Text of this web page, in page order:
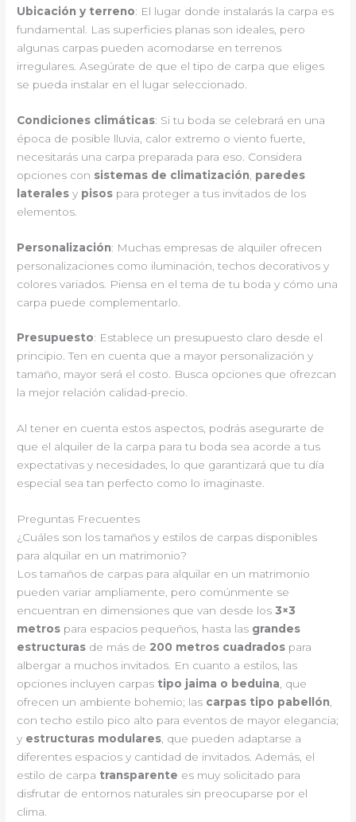
Ubicación y terreno: El lugar donde instalarás la carpa es
fundamental. Las superficies planas son ideales, pero
algunas carpas pueden acomodarse en terrenos
irregulares. Asegúrate de que el tipo de carpa que eliges
se pueda instalar en el lugar seleccionado.
Condiciones climáticas: Si tu boda se celebrará en una
época de posible lluvia, calor extremo o viento fuerte,
necesitarás una carpa preparada para eso. Considera
opciones con sistemas de climatización paredes
laterales y pisos para proteger a tus invitados de los
elementos.
Personalización: Muchas empresas de alquiler ofrecen
personalizaciones como iluminación, techos decorativos y
colores variados. Piensa en el tema de tu boda y cómo una
carpa puede complementarlo.
Presupuesto: Establece un presupuesto claro desde el
principio. Ten en cuenta que a mayor personalización y
tamaño, mayor será el costo. Busca opciones que ofrezcan
la mejor relación calidad-precio.
Al tener en cuenta estos aspectos, podrás asegurarte de
que el alquiler de la carpa para tu boda sea acorde a tus
expectativas y necesidades, lo que garantizará que tu día
especial sea tan perfecto como lo imaginaste.
Preguntas Frecuentes
¿Cuáles son los tamaños y estilos de carpas disponibles
para alquilar en un matrimonio?
Los tamaños de carpas para alquilar en un matrimonio
pueden variar ampliamente, pero comúnmente se
encuentran en dimensiones que van desde los3×3
metros para espacios pequeños, hasta las grandes
estructuras de más de 200 metros cuadrados para
albergar a muchos invitados. En cuanto a estilos, las
opciones incluyen carpas tipo jaima o beduina , que
ofrecen un ambiente bohemio; las carpas tipo pabellón
con techo estilo pico alto para eventos de mayor elegancia;
y estructuras modulares , que pueden adaptarse a
diferentes espacios y cantidad de invitados. Además, el
estilo de carpa transparente es muy solicitado para
disfrutar de entornos naturales sin preocuparse por el
clima.